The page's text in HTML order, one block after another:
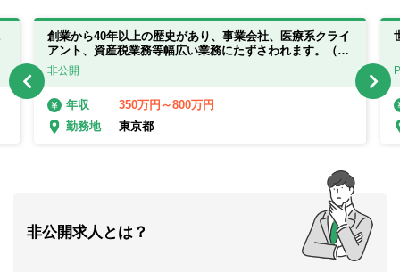
創業から40年以上の歴史があり、事業会社、医療系クライ
アント、資産税業務等幅広い業務にたずさわれます。（巡
回業務等主担当） ※会計事務所経験者向け
非公開
年収
350万円～800万円
勤務地
東京都
非公開求人とは？